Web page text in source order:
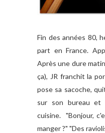
Fin des années 80,
part en France.
Après une dure
ça), JR franchit la
pose sa sacoche,
sur son bureau et
cuisine. "Bonjour,
manger ?" "Des